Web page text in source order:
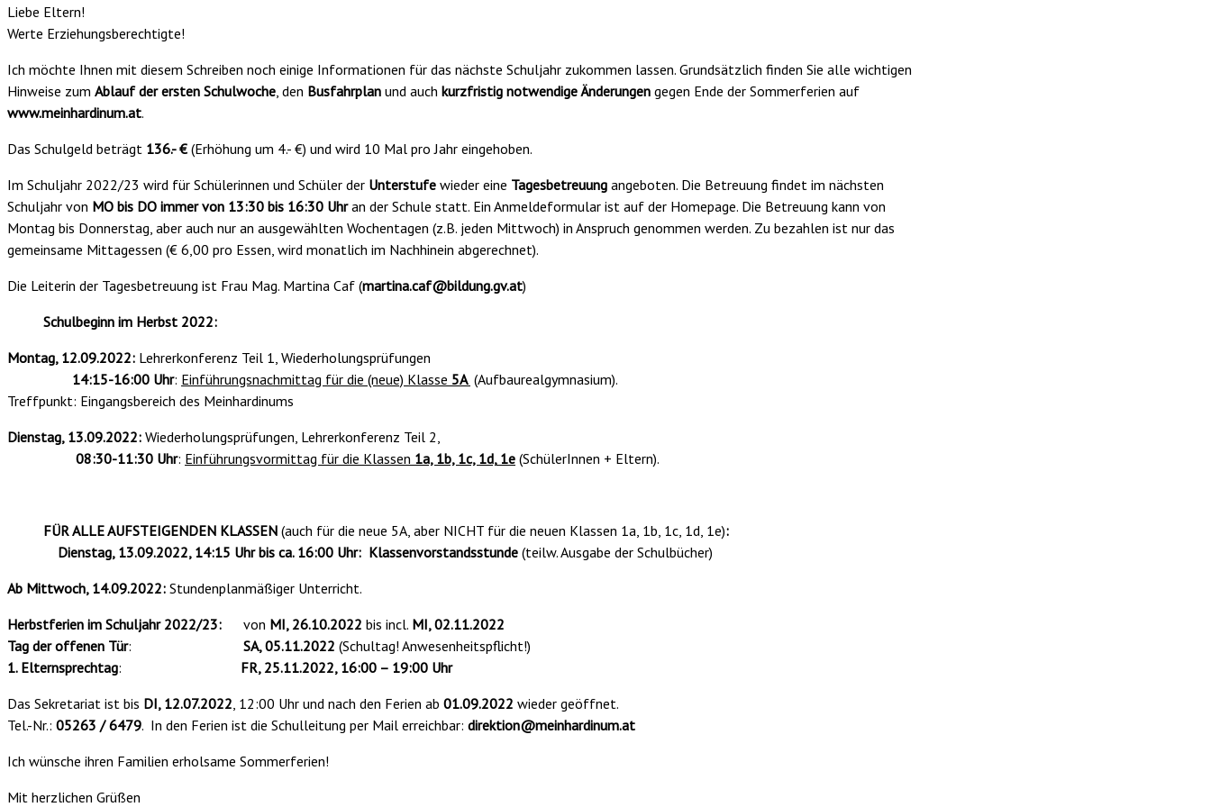
Liebe Eltern!
Werte Erziehungsberechtigte!
Ich möchte Ihnen mit diesem Schreiben noch einige Informationen für das nächste Schuljahr zukommen lassen. Grundsätzlich finden Sie alle wichtigen
Hinweise zum Ablauf der ersten Schulwoche , den Busfahrplan und auch kurzfristig notwendige Änderungen gegen Ende der Sommerferien auf
www.meinhardinum.at.
Das Schulgeld beträgt 136.- € (Erhöhung um 4.- €) und wird 10 Mal pro Jahr eingehoben.
Im Schuljahr 2022/23 wird für Schülerinnen und Schüler der Unterstufe wieder eine Tagesbetreuung angeboten. Die Betreuung findet im nächsten
Schuljahr von MO bis DO immer von 13:30 bis 16:30 Uhran der Schule statt. Ein Anmeldeformular ist auf der Homepage. Die Betreuung kann von
Montag bis Donnerstag, aber auch nur an ausgewählten Wochentagen (z.B. jeden Mittwoch) in Anspruch genommen werden. Zu bezahlen ist nur das
gemeinsame Mittagessen (€ 6,00 pro Essen, wird monatlich im Nachhinein abgerechnet).
Die Leiterin der Tagesbetreuung ist Frau Mag. Martina Caf (martina.caf@bildung.gv.at)
Schulbeginn im Herbst 2022:
Montag, 12.09.2022: Lehrerkonferenz Teil 1, Wiederholungsprüfungen
14:15-16:00 Uhr: Einführungsnachmittag für die (neue) Klasse 5A (Aufbaurealgymnasium).
Treffpunkt: Eingangsbereich des Meinhardinums
Dienstag, 13.09.2022: Wiederholungsprüfungen, Lehrerkonferenz Teil 2,
08:30-11:30 Uhr: Einführungsvormittag für die Klassen 1a, 1b, 1c, 1d,1e (SchülerInnen + Eltern).
FÜR ALLE AUFSTEIGENDEN KLASSEN (auch für die neue 5A, aber NICHT für die neuen Klassen 1a, 1b, 1c, 1d, 1e):
Dienstag, 13.09.2022, 14:15 Uhr bis ca. 16:00 Uhr: Klassenvorstandsstunde (teilw. Ausgabe der Schulbücher)
Ab Mittwoch, 14.09.2022: Stundenplanmäßiger Unterricht.
Herbstferien im Schuljahr 2022/23: von MI, 26.10.2022 bis incl. MI, 02.11.2022
Tag der offenen Tür: SA, 05.11.2022 (Schultag! Anwesenheitspflicht!)
1. Elternsprechtag: FR, 25.11.2022, 16:00 – 19:00 Uhr
Das Sekretariat ist bis DI, 12.07.2022 , 12:00 Uhr und nach den Ferien ab 01.09.2022 wieder geöffnet.
Tel.-Nr.: 05263 / 6479. In den Ferien ist die Schulleitung per Mail erreichbar: direktion@meinhardinum.at
Ich wünsche ihren Familien erholsame Sommerferien!
Mit herzlichen Grüßen